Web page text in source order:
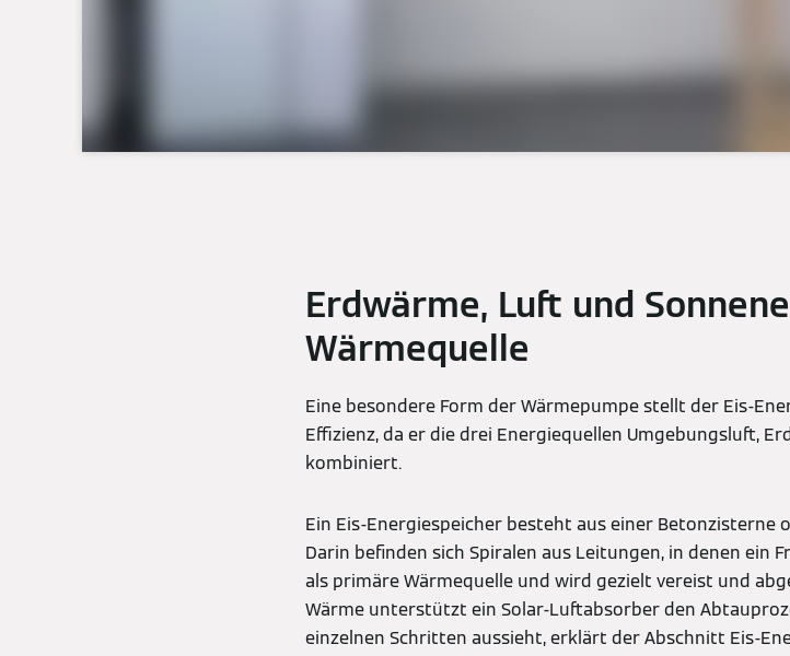
Erdwärme, Luft und
Wärmequelle
Eine besondere Form der Wärmepumpe stellt der Eis-
Effizienz, da er die drei Energiequellen Umgebungsluft,
kombiniert.
Ein Eis-Energiespeicher besteht aus einer Betonzisterne
Darin befinden sich Spiralen aus Leitungen, in denen ein
als primäre Wärmequelle und wird gezielt vereist und
Wärme unterstützt ein Solar-Luftabsorber den
einzelnen Schritten aussieht, erklärt der Abschnitt Eis-